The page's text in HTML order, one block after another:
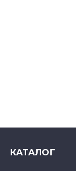
КАТАЛОГ